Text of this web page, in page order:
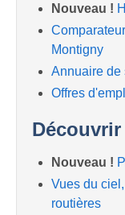
Nouveau !
Montigny
Annuaire de
Offres
Nouveau !
Vues du
routières